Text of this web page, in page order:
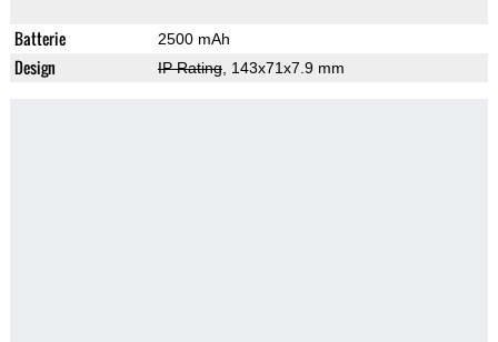
Batterie 2500 mAh
Design IP Rating, 143x71x7.9 mm